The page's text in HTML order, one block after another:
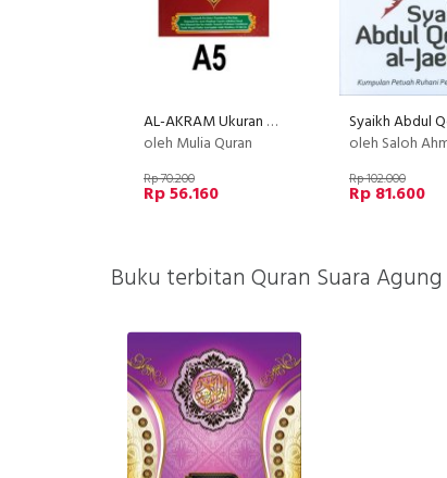
AL-AKRAM Ukuran A5 Per Kata (Cover Merah)
oleh Mulia Quran
Rp 70.200
Rp 56.160
oleh Saloh Ahmad
Rp 102.000
Rp 81.600
Buku terbitan Quran Suara